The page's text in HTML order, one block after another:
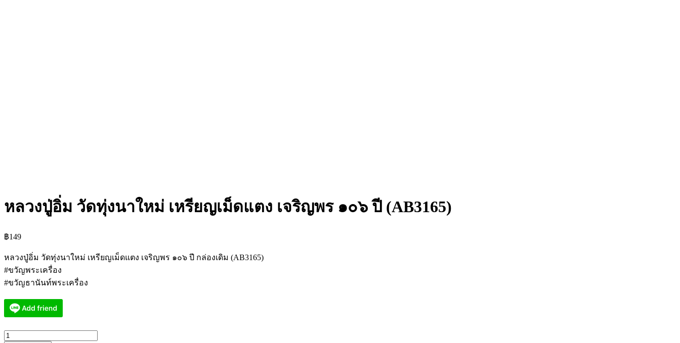
หลวงปู่อิ่ม วัดทุ่งนาใหม่ เหรียญเม็ดแตง เจริญพร ๑๐๖ ปี (AB3165)
฿149
หลวงปู่อิ่ม วัดทุ่งนาใหม่ เหรียญเม็ดแตง เจริญพร ๑๐๖ ปี กล่องเดิม (AB3165)
#ขวัญพระเครื่อง
#ขวัญธานันท์พระเครื่อง
จำนวน